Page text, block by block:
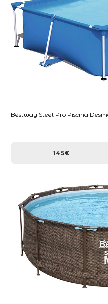
Bestway Steel Pro Piscina
145€